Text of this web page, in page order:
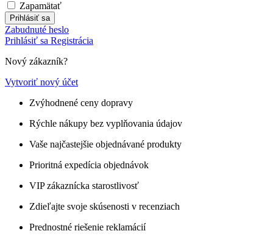
Zapamätať
Prihlásiť sa
Zabudnuté heslo
Prihlásiť sa Registrácia
Nový zákazník?
Vytvoriť nový účet
Zvýhodnené ceny dopravy
Rýchle nákupy bez vyplňovania údajov
Vaše najčastejšie objednávané produkty
Prioritná expedícia objednávok
VIP zákaznícka starostlivosť
Zdieľajte svoje skúsenosti v recenziach
Prednostné riešenie reklamácií